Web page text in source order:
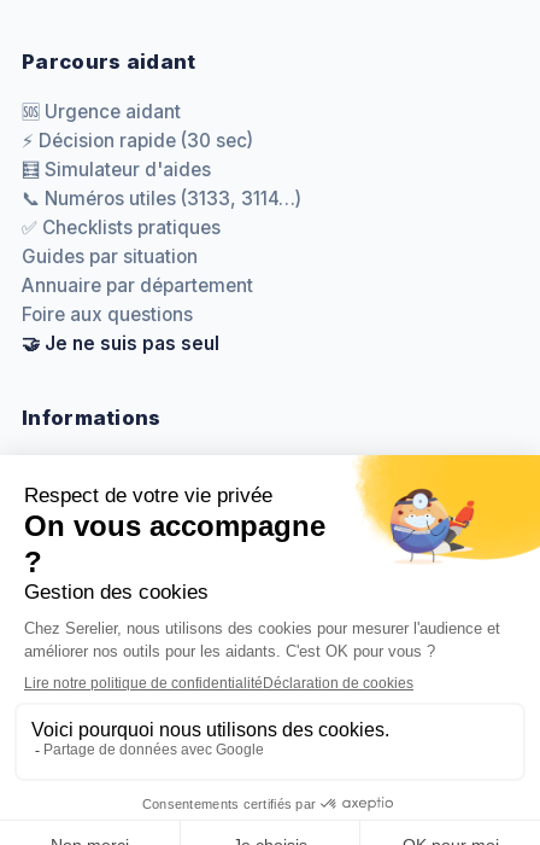
Parcours aidant
🆘 Urgence aidant
⚡ Décision rapide (30 sec)
🧮 Simulateur d'aides
📞 Numéros utiles (3133, 3114…)
✅ Checklists pratiques
Guides par situation
Annuaire par département
Foire aux questions
🤝 Je ne suis pas seul
Informations
Méthodologie & sources
Politique de confidentialité
Mentions légales
Gestion des cookies
© 2026Serelier. Tous droits réservés.